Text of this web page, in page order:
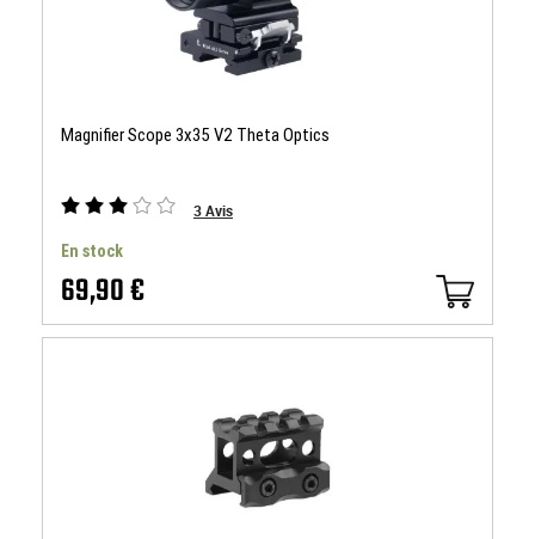
Magnifier Scope 3x35 V2 Theta Optics
3Avis
En stock
69,90 €